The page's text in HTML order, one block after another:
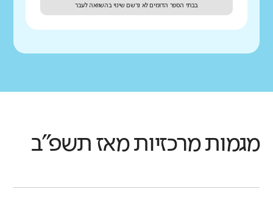
בבתי הספר הדומים לא נרשם שינוי בהשוואה לעבר
מגמות מרכזיותמאז תשפ"ב